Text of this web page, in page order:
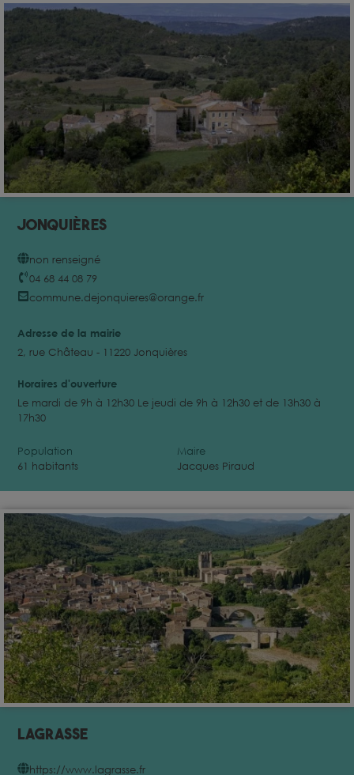
Jonquières
non renseigné
04 68 44 08 79
commune.dejonquieres@orange.fr
Adresse de la mairie
2, rue Château - 11220 Jonquières
Horaires d'ouverture
Le mardi de 9h à 12h30 Le jeudi de 9h à 12h30 et de 13h30 à
17h30
Population
61 habitants
Maire
Jacques Piraud
Lagrasse
https://www.lagrasse.fr